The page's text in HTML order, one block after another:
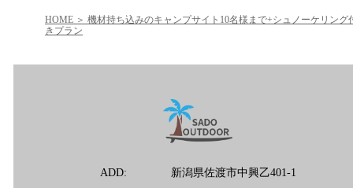
HOME
機材持ち込みのキャンプサイト10名様まで+シュノーケリング
きプラン
ADD: 新潟県佐渡市中興乙401-1